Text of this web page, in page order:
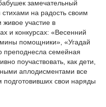
замечательный
на радость своим
участие в
и конкурсах: «Весенний
помощники», «Угадай
преподнесла семейная
поучаствовать, как дети,
аплодисментами все
подготовивших свои наряды